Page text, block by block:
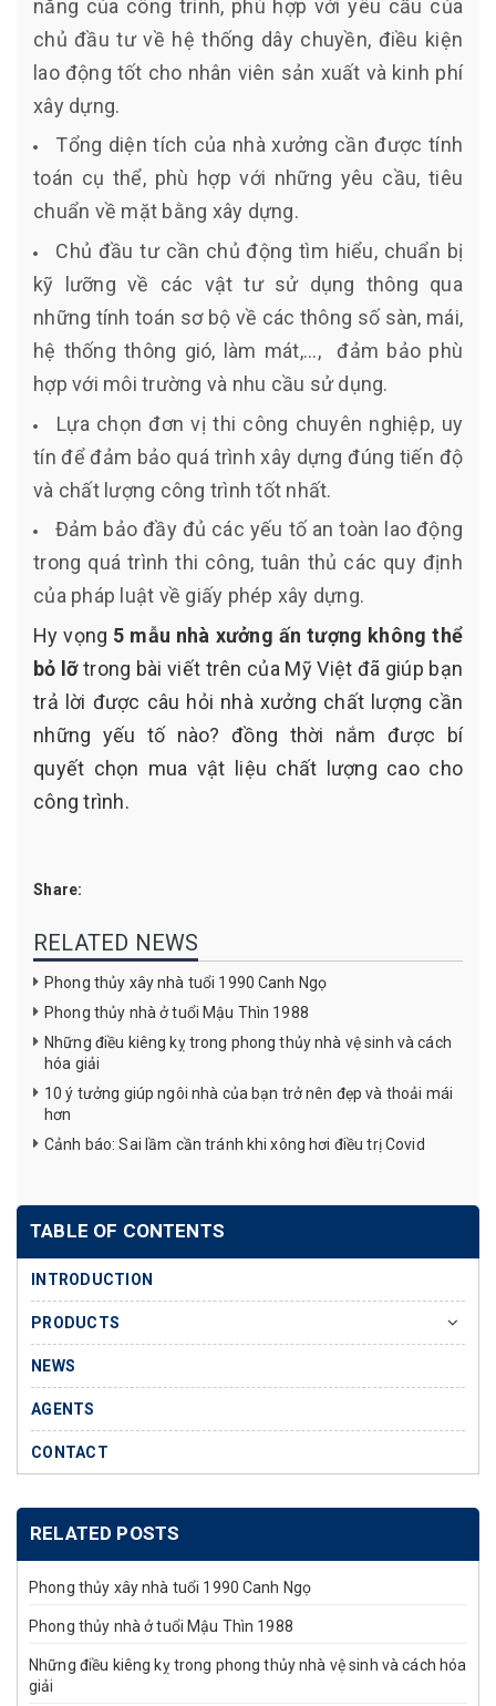
năng của công trình, phù hợp với yêu cầu của
chủ đầu tư về hệ thống dây chuyền, điều kiện
lao động tốt cho nhân viên sản xuất và kinh phí
xây dựng.
Tổng diện tích của nhà xưởng cần được tính
toán cụ thể, phù hợp với những yêu cầu, tiêu
chuẩn về mặt bằng xây dựng.
Chủ đầu tư cần chủ động tìm hiểu, chuẩn bị
kỹ lưỡng về các vật tư sử dụng thông qua
những tính toán sơ bộ về các thông số sàn, mái,
hệ thống thông gió, làm mát,..., đảm bảo phù
hợp với môi trường và nhu cầu sử dụng.
Lựa chọn đơn vị thi công chuyên nghiệp, uy
tín để đảm bảo quá trình xây dựng đúng tiến độ
và chất lượng công trình tốt nhất.
Đảm bảo đầy đủ các yếu tố an toàn lao động
trong quá trình thi công, tuân thủ các quy định
của pháp luật về giấy phép xây dựng.
Hy vọng 5 mẫu nhà xưởng ấn tượng không thể
bỏ lỡtrong bài viết trên của Mỹ Việt đã giúp bạn
trả lời được câu hỏi nhà xưởng chất lượng cần
những yếu tố nào? đồng thời nắm được bí
quyết chọn mua vật liệu chất lượng cao cho
công trình.
Share:
RELATED NEWS
Phong thủy xây nhà tuổi 1990 Canh Ngọ
Phong thủy nhà ở tuổi Mậu Thìn 1988
Những điều kiêng kỵ trong phong thủy nhà vệ sinh và cách
hóa giải
10 ý tưởng giúp ngôi nhà của bạn trở nên đẹp và thoải mái
hơn
Cảnh báo: Sai lầm cần tránh khi xông hơi điều trị Covid
TABLE OF CONTENTS
INTRODUCTION
PRODUCTS
NEWS
AGENTS
CONTACT
RELATED POSTS
Phong thủy xây nhà tuổi 1990 Canh Ngọ
Phong thủy nhà ở tuổi Mậu Thìn 1988
Những điều kiêng kỵ trong phong thủy nhà vệ sinh và cách hóa
giải